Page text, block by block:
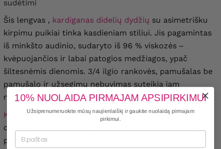
sudėtimi
Šis lengvas , kardiganas didelių dydžių su asimetrišku
kirpimu puikiai tinka kasdieniam stiliui. Jis pagamintas
iš minkšto audinio, sudaryto iš 96 % viskozės –
kvėpuojančios ir labai patogios medžiagos, ypač
šiltesnėmis dienomis. 3/4 ilgio rankovės, pamušalas be
pamušalo ir užsegimų nebuvimas suteikia jam
minimalistinį, kasdienišką pojūtį ir yra patogus dėvėti.
Kardiganasyra universalaus dizaino, todėljį galima
dėvėti kasdien arba su formalesne apranga. Šis
puikiai dera tiek su
10% NUOLAIDA PIRMAJAM APSIPIRKIMUI
Užsiprenumeruokite mūsų naujienlaiškį ir gaukite nuolaidą pirmajam
pirkimui.